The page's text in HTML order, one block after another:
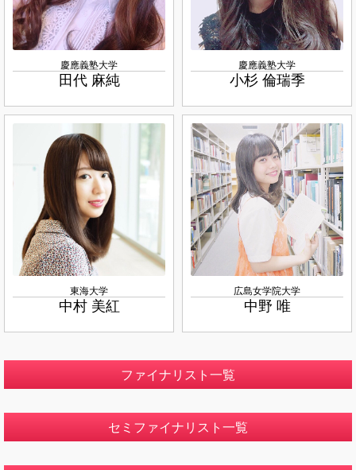
慶應義塾大学
田代 麻純
慶應義塾大学
小杉 倫瑞季
東海大学
中村 美紅
広島女学院大学
中野 唯
ファイナリスト一覧
セミファイナリスト一覧